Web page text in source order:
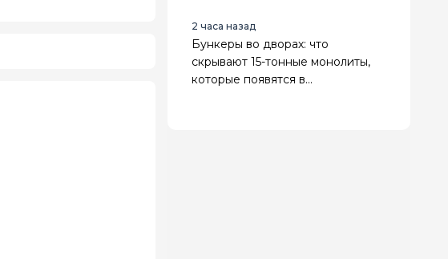
2 часа назад
Бункеры во дворах: что
скрывают 15-тонные монолиты,
которые появятся в